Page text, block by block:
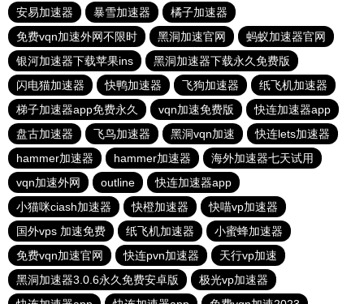
安易加速器
暴雪加速器
橘子加速器
免费vqn加速外网不限时
黑洞加速官网
蚂蚁加速器官网
银河加速器下载苹果ins
黑洞加速器下载永久免费版
闪电猫加速器
快鸭加速器 飞狗加速器
纸飞机加速器
梯子加速器app免费永久
vqn加速免费版
快连加速器app
盘古加速器
飞鸟加速器 黑洞vqn加速
快连lets加速器
hammer加速器
hammer加速器
海外加速器七天试用
vqn加速外网
outline
快连加速器app
小猫咪ciash加速器
快橙加速器
快喵vp加速器
国外vps 加速免费
纸飞机加速器
小蜜蜂加速器
免费vqn加速官网
快连pvn加速器
天行vp加速
黑洞加速器3.0.6永久免费安卓版
极光vp加速器